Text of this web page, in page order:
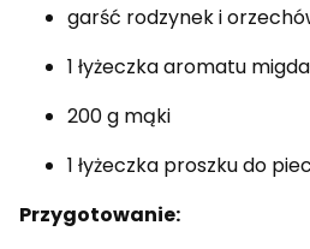
garść rodzynek i
1 łyżeczka aromatu
200 g mąki
1 łyżeczka proszku do
Przygotowanie: